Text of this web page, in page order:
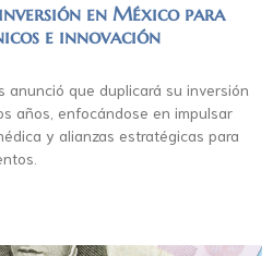
en México para
e innovación
anunció que duplicará su inversión
años, enfocándose en impulsar
y alianzas estratégicas para